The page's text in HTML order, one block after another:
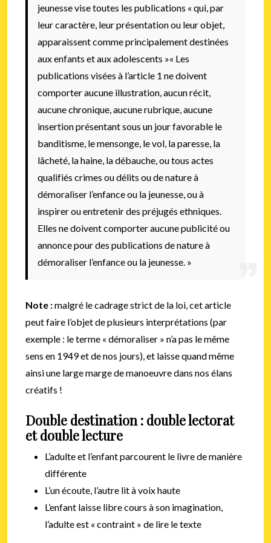
jeunesse vise toutes les publications « qui, par
leur caractère, leur présentation ou leur objet,
apparaissent comme principalement destinées
aux enfants et aux adolescents »« Les
publications visées à l’article 1 ne doivent
comporter aucune illustration, aucun récit,
aucune chronique, aucune rubrique, aucune
insertion présentant sous un jour favorable le
banditisme, le mensonge, le vol, la paresse, la
lâcheté, la haine, la débauche, ou tous actes
qualifiés crimes ou délits ou de nature à
démoraliser l’enfance ou la jeunesse, ou à
inspirer ou entretenir des préjugés ethniques.
Elles ne doivent comporter aucune publicité ou
annonce pour des publications de nature à
démoraliser l’enfance ou la jeunesse. »
Note :malgré le cadrage strict de la loi, cet article
peut faire l’objet de plusieurs interprétations (par
exemple : le terme « démoraliser » n’a pas le même
sens en 1949 et de nos jours), et laisse quand même
ainsi une large marge de manoeuvre dans nos élans
créatifs !
Double destination : double lectorat
et double lecture
L’adulte et l’enfant parcourent le livre de manière
différente
L’un écoute, l’autre lit à voix haute
L’enfant laisse libre cours à son imagination,
l’adulte est « contraint » de lire le texte